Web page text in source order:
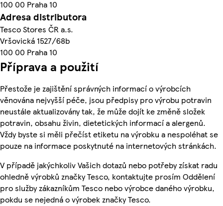
100 00 Praha 10
Adresa distributora
Tesco Stores ČR a.s.
Vršovická 1527/68b
100 00 Praha 10
Příprava a použití
Přestože je zajištění správných informací o výrobcích
věnována nejvyšší péče, jsou předpisy pro výrobu potravin
neustále aktualizovány tak, že může dojít ke změně složek
potravin, obsahu živin, dietetických informací a alergenů.
Vždy byste si měli přečíst etiketu na výrobku a nespoléhat se
pouze na informace poskytnuté na internetových stránkách.
V případě jakýchkoliv Vašich dotazů nebo potřeby získat radu
ohledně výrobků značky Tesco, kontaktujte prosím Oddělení
pro služby zákazníkům Tesco nebo výrobce daného výrobku,
pokdu se nejedná o výrobek značky Tesco.